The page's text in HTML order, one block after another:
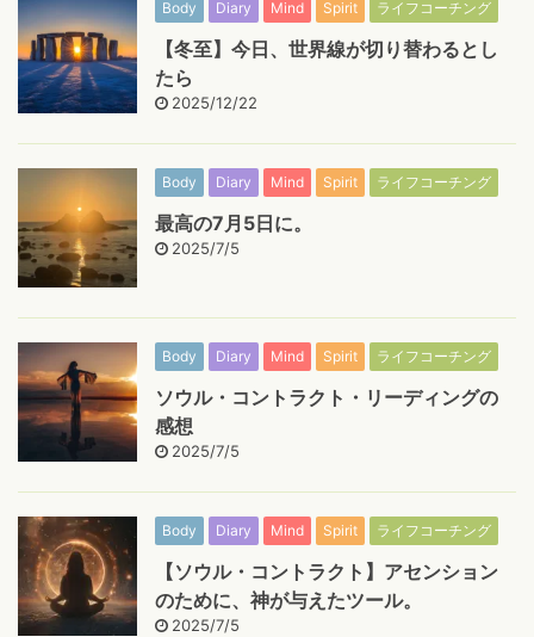
Body Diary Mind Spirit ライフコーチング
【冬至】今日、世界線が切り替わるとし
たら
2025/12/22
Body Diary Mind Spirit ライフコーチング
最高の7月5日に。
2025/7/5
Body Diary Mind Spirit ライフコーチング
ソウル・コントラクト・リーディングの
感想
2025/7/5
Body Diary Mind Spirit ライフコーチング
【ソウル・コントラクト】アセンション
のために、神が与えたツール。
2025/7/5